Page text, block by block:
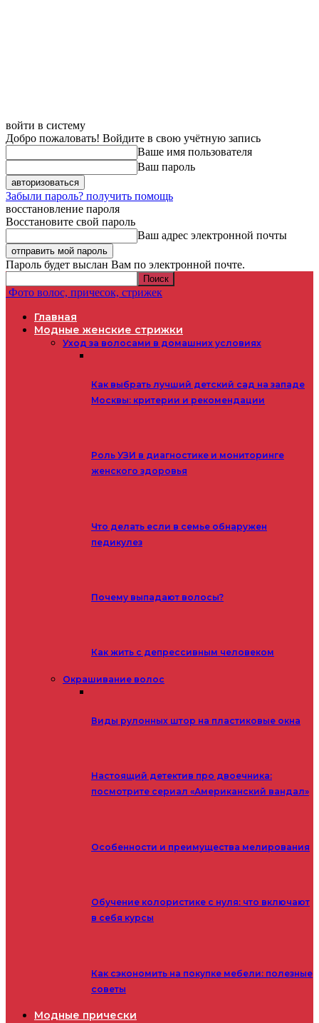
войти в систему
Добро пожаловать! Войдите в свою учётную запись
Ваше имя пользователя
Ваш пароль
Забыли пароль? получить помощь
восстановление пароля
Восстановите свой пароль
Ваш адрес электронной почты
Пароль будет выслан Вам по электронной почте.
Фото волос, причесок, стрижек
Главная
Модные женские стрижки
Уход за волосами в домашних условиях
Как выбрать лучший детский сад на западе
Москвы: критерии и рекомендации
Роль УЗИ в диагностике и мониторинге
женского здоровья
Что делать если в семье обнаружен
педикулез
Почему выпадают волосы?
Как жить с депрессивным человеком
Окрашивание волос
Виды рулонных штор на пластиковые окна
Настоящий детектив про двоечника:
посмотрите сериал «Американский вандал»
Особенности и преимущества мелирования
Обучение колористике с нуля: что включают
в себя курсы
Как сэкономить на покупке мебели: полезные
советы
Модные прически